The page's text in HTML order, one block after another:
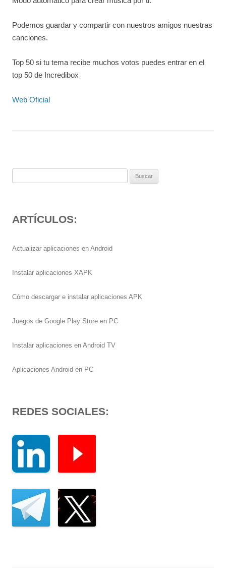
Podemos guardar y compartir con nuestros amigos nuestras
canciones.
Top 50 si tu tema recibe muchos votos puedes entrar en el
top 50 de Incredibox
Web Oficial
ARTÍCULOS:
Actualizar aplicaciones en Android
Instalar aplicaciones XAPK
Cómo descargar e instalar aplicaciones APK
Juegos de Google Play Store en PC
Instalar aplicaciones en Android TV
Aplicaciones Android en PC
REDES SOCIALES: